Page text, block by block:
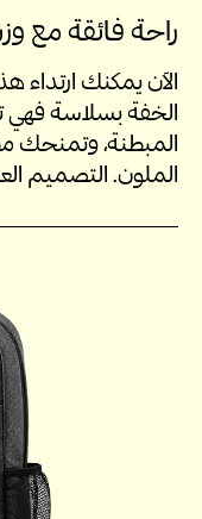
راحة فائقة مع
الآن يمكنك ارتداء
الخفة بسلاسة فهي
المبطنة، وتمنحك
الملون. التصميم